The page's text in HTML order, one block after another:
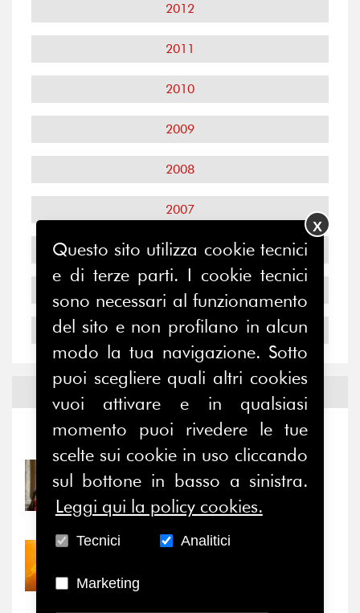
2012
2011
2010
2009
2008
2007
2006
2005
2004
Notizie ed
Notizie - Eventi
31/07/2026
Prima della pausa estiva,
il valore di...
Nove anni dopo la
“grande cecità”: la...
Questo sito utilizza cookie tecnici
e di terze parti. I cookie tecnici
sono necessari al funzionamento
del sito e non profilano in alcun
modo la tua navigazione. Sotto
puoi scegliere quali altri cookies
vuoi attivare e in qualsiasi
momento puoi rivedere le tue
scelte sui cookie in uso cliccando
sul bottone in basso a sinistra.
Leggi qui la policy cookies.
Tecnici Analitici
Marketing
X